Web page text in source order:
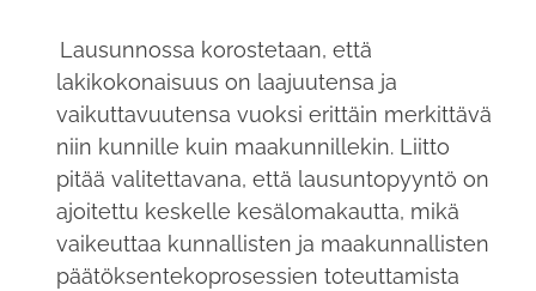
Lausunnossa korostetaan, että
lakikokonaisuus on laajuutensa ja
vaikuttavuutensa vuoksi erittäin merkittävä
niin kunnille kuin maakunnillekin. Liitto
pitää valitettavana, että lausuntopyyntö on
ajoitettu keskelle kesälomakautta, mikä
vaikeuttaa kunnallisten ja maakunnallisten
päätöksentekoprosessien toteuttamista